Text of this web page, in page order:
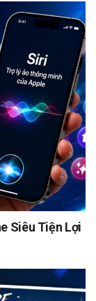
Siêu Tiện Lợi